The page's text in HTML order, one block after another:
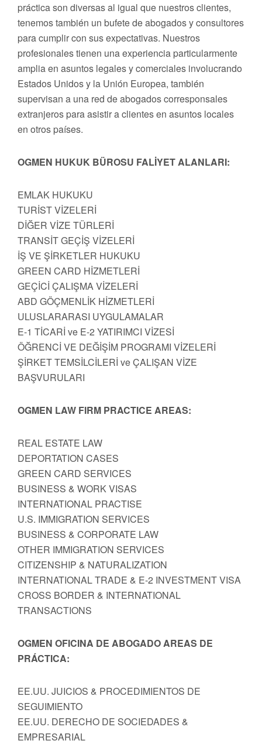
práctica son diversas al igual que nuestros clientes,
tenemos también un bufete de abogados y consultores
para cumplir con sus expectativas. Nuestros
profesionales tienen una experiencia particularmente
amplia en asuntos legales y comerciales involucrando
Estados Unidos y la Unión Europea, también
supervisan a una red de abogados corresponsales
extranjeros para asistir a clientes en asuntos locales
en otros países.
OGMEN HUKUK BÜROSU FALİYET ALANLARI:
EMLAK HUKUKU
TURİST VİZELERİ
DİĞER VİZE TÜRLERİ
TRANSİT GEÇİŞ VİZELERİ
İŞ VE ŞİRKETLER HUKUKU
GREEN CARD HİZMETLERİ
GEÇİCİ ÇALIŞMA VİZELERİ
ABD GÖÇMENLİK HİZMETLERİ
ULUSLARARASI UYGULAMALAR
E-1 TİCARİ ve E-2 YATIRIMCI VİZESİ
ÖĞRENCİ VE DEĞİŞİM PROGRAMI VİZELERİ
ŞİRKET TEMSİLCİLERİ ve ÇALIŞAN VİZE
BAŞVURULARI
OGMEN LAW FIRM PRACTICE AREAS:
REAL ESTATE LAW
DEPORTATION CASES
GREEN CARD SERVICES
BUSINESS & WORK VISAS
INTERNATIONAL PRACTISE
U.S. IMMIGRATION SERVICES
BUSINESS & CORPORATE LAW
OTHER IMMIGRATION SERVICES
CITIZENSHIP & NATURALIZATION
INTERNATIONAL TRADE & E-2 INVESTMENT VISA
CROSS BORDER & INTERNATIONAL
TRANSACTIONS
OGMEN OFICINA DE ABOGADO AREAS DE
PRÁCTICA:
EE.UU. JUICIOS & PROCEDIMIENTOS DE
SEGUIMIENTO
EE.UU. DERECHO DE SOCIEDADES &
EMPRESARIAL